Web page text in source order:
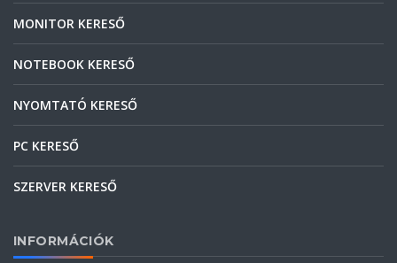
MONITOR KERESŐ
NOTEBOOK KERESŐ
NYOMTATÓ KERESŐ
PC KERESŐ
SZERVER KERESŐ
INFORMÁCIÓK